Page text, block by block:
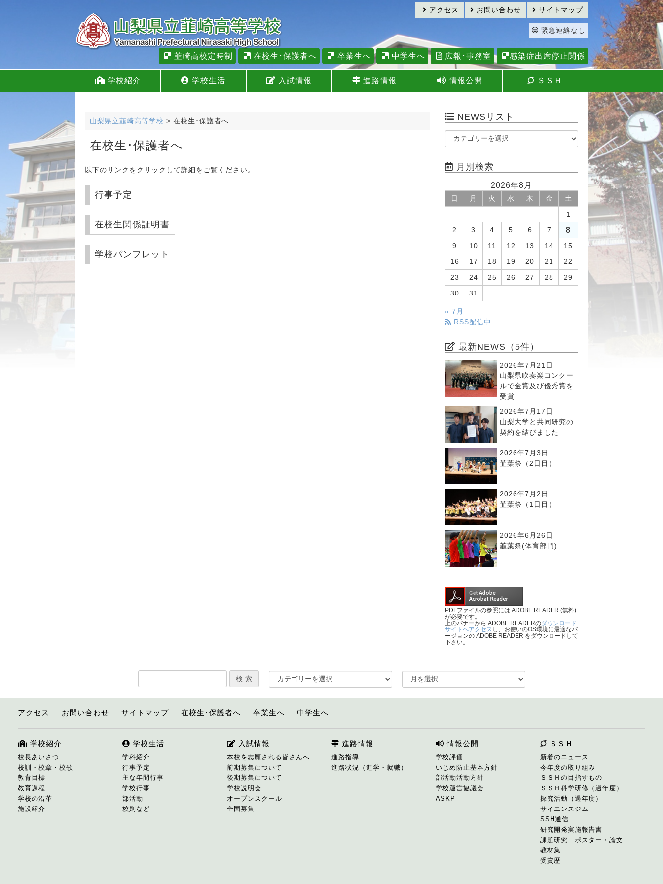
サイトマップ
お問い合わせ
アクセス
緊急連絡なし
韮崎高校定時制 在校生･保護者へ 卒業生へ 中学生へ 広報･事務室 感染症出席停止関係
学校紹介 学校生活 入試情報 進路情報 情報公開 ＳＳＨ
山梨県立韮崎高等学校 > 在校生･保護者へ
在校生･保護者へ
以下のリンクをクリックして詳細をご覧ください。
行事予定
在校生関係証明書
学校パンフレット
NEWSリスト
月別検索
2026年8月
日 月 火 水 木 金 土
1
2 3 4 5 6 7 8
9 10 11 12 13 14 15
16 17 18 19 20 21 22
23 24 25 26 27 28 29
30 31
« 7月
RSS配信中
最新NEWS（5件）
2026年7月21日
山梨県吹奏楽コンクー
ルで金賞及び優秀賞を
受賞
2026年7月17日
山梨大学と共同研究の
契約を結びました
2026年7月3日
韮葉祭（2日目）
2026年7月2日
韮葉祭（1日目）
2026年6月26日
韮葉祭(体育部門)
PDFファイルの参照には ADOBE READER (無料)
が必要です。
上のバナーから ADOBE READERのダウンロード
サイトへアクセス し、お使いのOS環境に最適なバ
ージョンの ADOBE READER をダウンロードして
下さい。
アクセス お問い合わせ サイトマップ 在校生･保護者へ 卒業生へ 中学生へ
学校紹介
校長あいさつ
校訓・校章・校歌
教育目標
教育課程
学校の沿革
施設紹介
学校生活
学科紹介
行事予定
主な年間行事
学校行事
部活動
校則など
入試情報
本校を志願される皆さんへ
前期募集について
後期募集について
学校説明会
オープンスクール
全国募集
進路情報
進路指導
進路状況（進学・就職）
情報公開
学校評価
いじめ防止基本方針
部活動活動方針
学校運営協議会
ASKP
ＳＳＨ
新着のニュース
今年度の取り組み
ＳＳＨの目指すもの
ＳＳＨ科学研修（過年度）
探究活動（過年度）
サイエンスジム
SSH通信
研究開発実施報告書
課題研究 ポスター・論文
教材集
受賞歴